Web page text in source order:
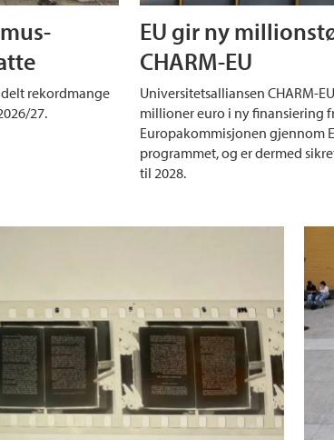
rekordmange
27.
EU gir ny
CHARM-EU
Universitetsalliansen CHARM-
millioner euro i ny finansiering
Europakommisjonen gjennom
programmet, og er dermed
til 2028.